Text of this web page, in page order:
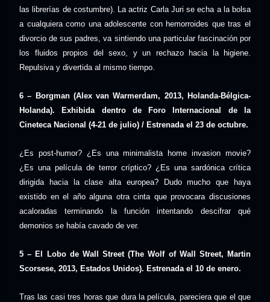
las librerías de costumbre). La actriz Carla Juri se echa a la bolsa
a cualquiera como una adolescente con hemorroides que tras el
divorcio de sus padres, va sintiendo una particular fascinación por
los fluidos propios del sexo, y un rechazo hacia la higiene.
Repulsiva y divertida al mismo tiempo.
6 – Borgman (Alex van Warmerdam, 2013, Holanda-Bélgica-
Holanda). Exhibida dentro de Foro Internacional de la
Cineteca Nacional (4-21 de julio) / Estrenada el 23 de octubre.
¿Es post-humor? ¿Es una minimalista home invasion movie?
¿Es una película de terror críptico? ¿Es una sardónica crítica
dirigida hacia la clase alta europea? Dudo mucho que haya
existido en el año alguna otra cinta que provocara discusiones
acaloradas terminando la función intentando descifrar qué
demonios se había cavado de ver.
5 – El Lobo de Wall Street (The Wolf of Wall Street, Martin
Scorsese, 2013, Estados Unidos). Estrenada el 10 de enero.
Tras las casi tres horas que dura la película, pareciera que el que